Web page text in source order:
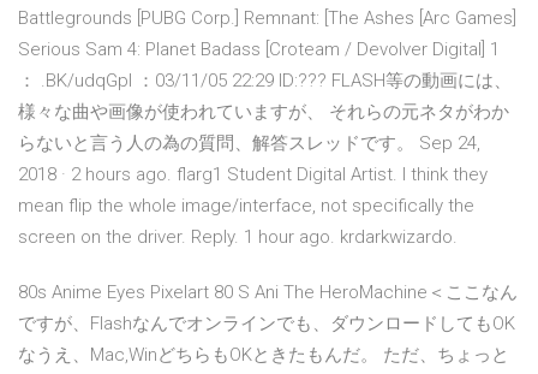
Battlegrounds [PUBG Corp.] Remnant: [The Ashes [Arc Games]
Serious Sam 4: Planet Badass [Croteam / Devolver Digital] 1
： .BK/udqGpI ：03/11/05 22:29 ID:??? FLASH等の動画には、
様々な曲や画像が使われていますが、 それらの元ネタがわか
らないと言う人の為の質問、解答スレッドです。 Sep 24,
2018 · 2 hours ago. flarg1 Student Digital Artist. I think they
mean flip the whole image/interface, not specifically the
screen on the driver. Reply. 1 hour ago. krdarkwizardo.
80s Anime Eyes Pixelart 80 S Ani The HeroMachine＜ここなん
ですが、Flashなんでオンラインでも、ダウンロードしてもOK
なうえ、Mac,WinどちらもOKときたもんだ。 ただ、ちょっと